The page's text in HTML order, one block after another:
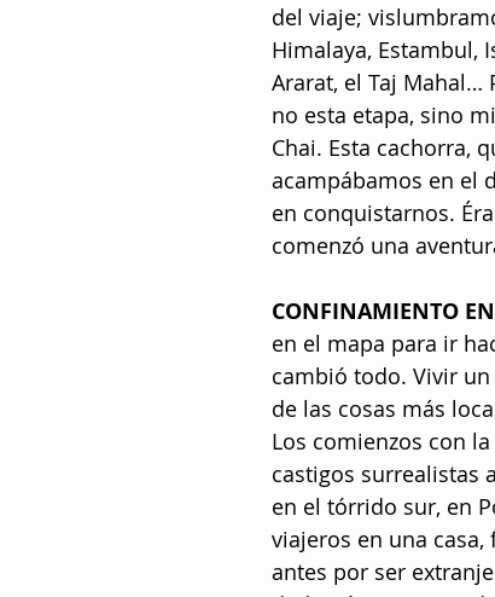
del viaje;
Himalaya, Estambul,
Ararat, el Taj Mahal…
no esta etapa, sino
Chai. Esta cachorra,
acampábamos en el
en conquistarnos.
comenzó una
CONFINAMIENTO
en el mapa para ir
cambió todo. Vivir
de las cosas más
Los comienzos con
castigos surrealistas
en el tórrido sur, en
viajeros en una
antes por ser